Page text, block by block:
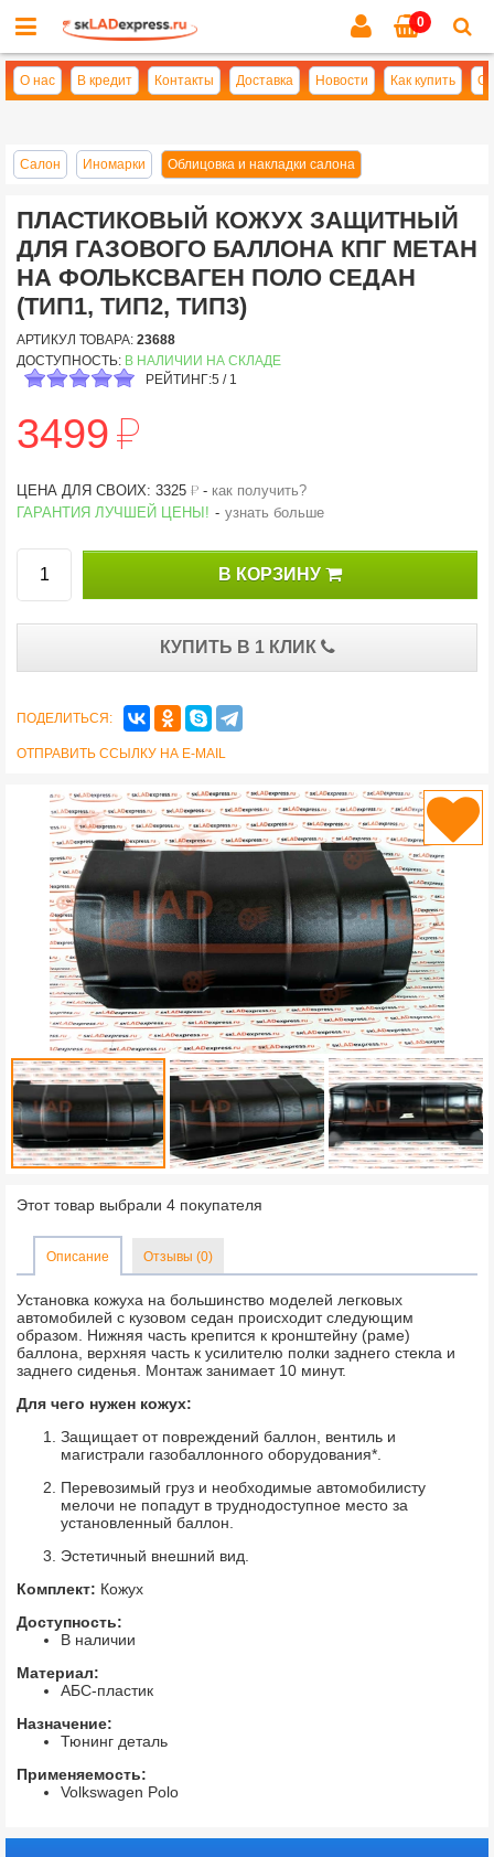
0
О нас В кредит Контакты Доставка Новости Как купить
Салон Иномарки Облицовка и накладки салона
ПЛАСТИКОВЫЙ КОЖУХ ЗАЩИТНЫЙ
ДЛЯ ГАЗОВОГО БАЛЛОНА КПГ МЕТАН
НА ФОЛЬКСВАГЕН ПОЛО СЕДАН
(ТИП1, ТИП2, ТИП3)
АРТИКУЛ ТОВАРА: 23688
ДОСТУПНОСТЬ: В НАЛИЧИИ НА СКЛАДЕ
РЕЙТИНГ:5 / 1
3499й
ЦЕНА ДЛЯ СВОИХ: 3325 й - как получить?
ГАРАНТИЯ ЛУЧШЕЙ ЦЕНЫ! - узнать больше
В КОРЗИНУ
КУПИТЬ В 1 КЛИК
ПОДЕЛИТЬСЯ:
ОТПРАВИТЬ ССЫЛКУ НА E-MAIL
Этот товар выбрали 4 покупателя
Описание Отзывы (0)
Установка кожуха на большинство моделей легковых
автомобилей с кузовом седан происходит следующим
образом. Нижняя часть крепится к кронштейну (раме)
баллона, верхняя часть к усилителю полки заднего стекла и
заднего сиденья. Монтаж занимает 10 минут.
Для чего нужен кожух:
Защищает от повреждений баллон, вентиль и
магистрали газобаллонного оборудования*.
Перевозимый груз и необходимые автомобилисту
мелочи не попадут в труднодоступное место за
установленный баллон.
Эстетичный внешний вид.
Комплект: Кожух
Доступность:
В наличии
Материал:
АБС-пластик
Назначение:
Тюнинг деталь
Применяемость:
Volkswagen Polo